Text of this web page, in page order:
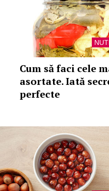
Cum să faci cele
asortate. Iată
perfecte